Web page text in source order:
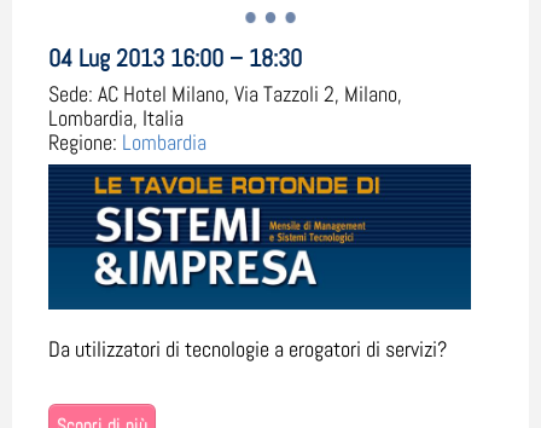
04 Lug 2013 16:00 – 18:30
Sede: AC Hotel Milano, Via Tazzoli 2, Milano,
Lombardia, Italia
Regione: Lombardia
Da utilizzatori di tecnologie a erogatori di servizi?